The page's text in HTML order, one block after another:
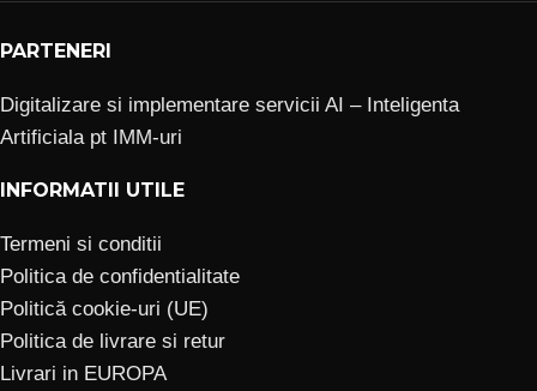
PARTENERI
Digitalizare si implementare servicii AI – Inteligenta
Artificiala pt IMM-uri
INFORMATII UTILE
Termeni si conditii
Politica de confidentialitate
Politică cookie-uri (UE)
Politica de livrare si retur
Livrari in EUROPA